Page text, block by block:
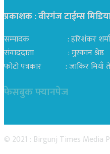
प्रकाशक : वीरगंज टाईम्स मिडिया
सम्पादक : हरिशंकर शर्मा
संवाददाता : मुस्कान श्रेष्ठ
फोटो पत्रकार : जाकिर मियाँ
फेसबुक फ्यानपेज
© 2021 : Birgunj Times Media